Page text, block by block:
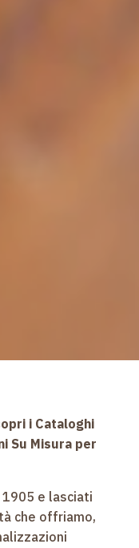
i Cataloghi
Su Misura per
e lasciati
che offriamo,